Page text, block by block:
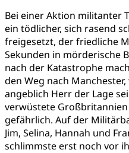
Bei einer Aktion militanter
ein tödlicher, sich rasend
freigesetzt, der friedliche
Sekunden in mörderische
nach der Katastrophe
den Weg nach
angeblich Herr der Lage
verwüstete
gefährlich. Auf der
Jim, Selina, Hannah und
schlimmste erst noch vor